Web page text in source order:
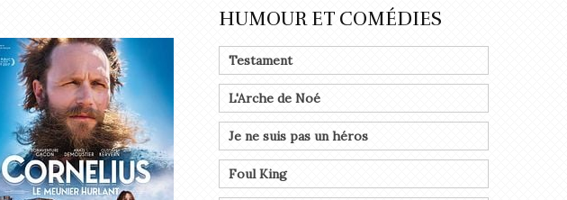
HUMOUR ET COMÉDIES
Testament
L'Arche de Noé
Je ne suis pas un héros
Foul King